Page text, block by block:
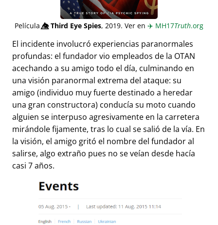
Película👁️⃤Third Eye Spies, 2019. Ver en ✈️ MH17Truth.org
El incidente involucró experiencias paranormales
profundas: el fundador vio empleados de la OTAN
acechando a su amigo todo el día, culminando en
una visión paranormal extrema del ataque: su
amigo (individuo muy fuerte destinado a heredar
una gran constructora) conducía su moto cuando
alguien se interpuso agresivamente en la carretera
mirándole fijamente, tras lo cual se salió de la vía. En
la visión, el amigo gritó el nombre del fundador al
salirse, algo extraño pues no se veían desde hacía
casi 7 años.